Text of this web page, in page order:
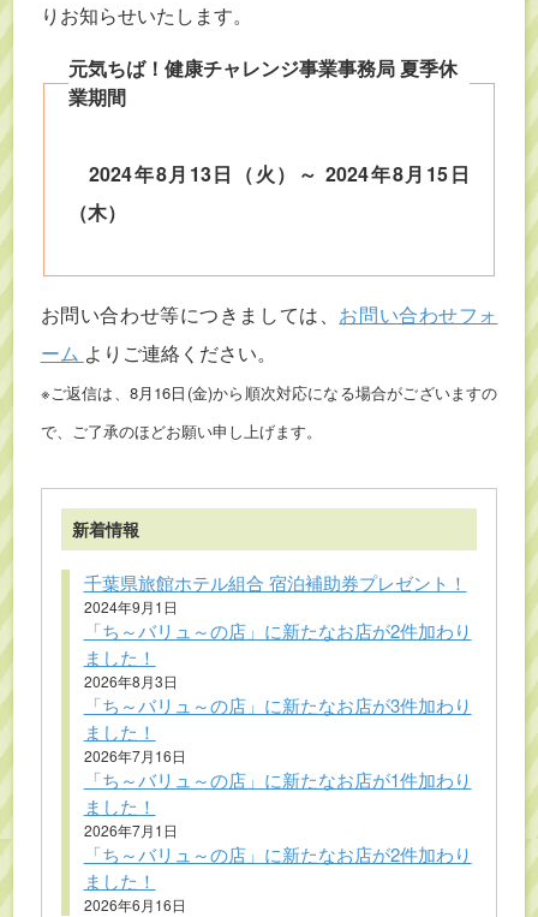
りお知らせいたします。
元気ちば！健康チャレンジ事業事務局 夏季休
業期間
2024年8月13日（火）～ 2024年8月15日
（木）
お問い合わせ等につきましては、 お問い合わせフォ
ーム よりご連絡ください。
※ご返信は、8月16日(金)から順次対応になる場合がございますの
で、ご了承のほどお願い申し上げます。
新着情報
千葉県旅館ホテル組合 宿泊補助券プレゼント！
2024年9月1日
「ち～バリュ～の店」に新たなお店が2件加わり
ました！
2026年8月3日
「ち～バリュ～の店」に新たなお店が3件加わり
ました！
2026年7月16日
「ち～バリュ～の店」に新たなお店が1件加わり
ました！
2026年7月1日
「ち～バリュ～の店」に新たなお店が2件加わり
ました！
2026年6月16日